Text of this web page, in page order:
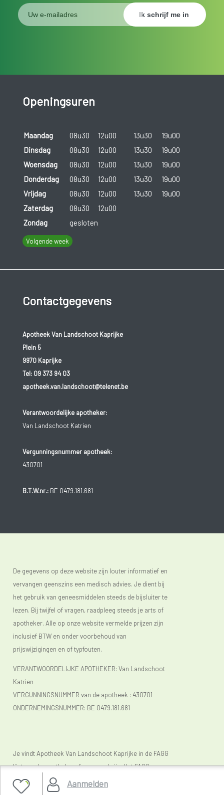
Aanmelden
Openingsuren
Maandag 08u30 12u00 13u30
19u00
Dinsdag
08u30 12u00 13u30
19u00
Woensdag
08u30 12u00 13u30
19u00
Donderdag
08u30 12u00 13u30
19u00
Vrijdag
08u30 12u00 13u30
19u00
Zaterdag
08u30
12u00
Zondag
gesloten
Volgende week
Contactgegevens
Apotheek Van Landschoot Kaprijke
Plein 5
9970 Kaprijke
Tel: 09 373 94 03
apotheek.van.landschoot@telenet.be
Verantwoordelijke apotheker:
Van Landschoot Katrien
Vergunningsnummer apotheek:
430701
B.T.W.nr.:BE 0479.181.681
De gegevens op deze website zijn louter informatief en
vervangen geenszins een medisch advies. Je dient bij
het gebruik van geneesmiddelen steeds de bijsluiter te
lezen. Bij twijfel of vragen, raadpleeg steeds je arts of
apotheker. Alle op onze website vermelde prijzen zijn
inclusief BTW en onder voorbehoud van
prijswijzigingen en of typfouten.
VERANTWOORDELIJKE APOTHEKER: Van Landschoot
Katrien
VERGUNNINGSNUMMER van de apotheek : 430701
ONDERNEMINGSNUMMER: BE 0479.181.681
Je vindt Apotheek Van Landschoot Kaprijke in de FAGG
lijst van de apotheken die vergund zijn. Het FAGG
(www.fagg.be)controleert de wettelikheid van de
Belgische (online) apotheken.